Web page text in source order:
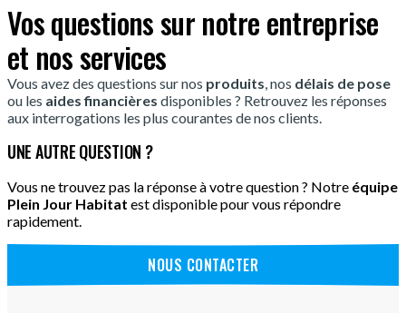
Vos questions sur notre entreprise
et nos services
Vous avez des questions sur nos produits, nos délais de pose
ou les aides financières disponibles ? Retrouvez les réponses
aux interrogations les plus courantes de nos clients.
UNE AUTRE QUESTION ?
Vous ne trouvez pas la réponse à votre question ? Notre équipe
Plein Jour Habitat est disponible pour vous répondre
rapidement.
NOUS CONTACTER